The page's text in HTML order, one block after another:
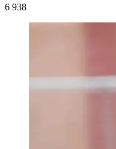
6 938